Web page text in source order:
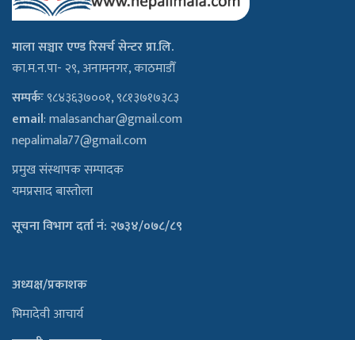
माला सञ्चार एण्ड रिसर्च सेन्टर प्रा.लि.
का.म.न.पा- २९, अनामनगर, काठमाडौँ
सम्पर्कः९८४३६३७००१, ९८१३७१७३८३
email:malasanchar@gmail.com
nepalimala77@gmail.com
प्रमुख संस्थापक सम्पादक
यमप्रसाद बास्तोला
सूचना विभाग दर्ता नं: २७३४/०७८/८९
अध्यक्ष/प्रकाशक
भिमादेवी आचार्य